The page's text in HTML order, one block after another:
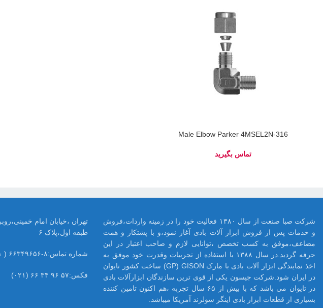
Male Elbow Parker 4MSEL2N-316
طبقه اول،پلاک ۶
شماره تماس:۸-۶۶۳۴۹۶۵۶ ( ۰۲۱)
فکس:۵۷ ۹۶ ۳۴ ۶۶ (۰۲۱)
شرکت صبا صنعت از سال ۱۳۸۰ فعالیت خود را در زمینه واردات،فروش
و خدمات پس از فروش ابزار آلات بادی آغاز نمود،و با پشتکار و همت
مضاعف،موفق به کسب تخصص ،توانایی لازم و صاحب اعتبار در این
حرفه گردید.در سال ۱۳۸۸ با استفاده از تجربیات وقدرت خود موفق به
اخذ نمایندگی ابزار آلات بادی با مارک GP) GISON) ساخت کشور تایوان
در ایران شود.شرکت جیسون یکی از قوی ترین سازندگان ابزارآلات بادی
در تایوان می باشد که با بیش از ۶۵ سال تجربه ،هم اکنون تامین کننده
بسیاری از قطعات ابزار بادی اینگر سولرند آمریکا میباشد.